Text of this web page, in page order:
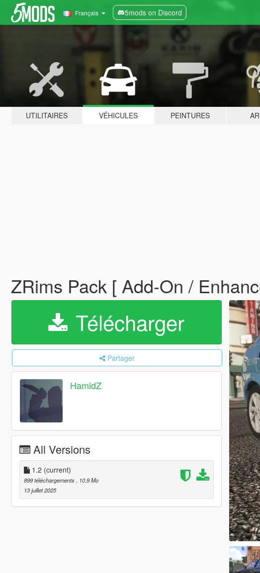
Français 5mods on Discord
UTILITAIRES VÉHICULES PEINTURES
ZRims Pack [ Add-On /
Télécharger
Partager
HamidZ
All Versions
1.2 (current)
899 téléchargements
, 10,9 Mo
13 juillet 2025